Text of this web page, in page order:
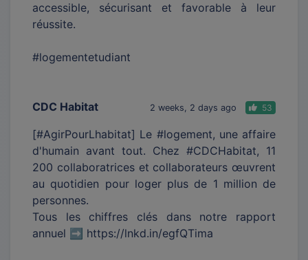
accessible, sécurisant et favorable à leur
réussite.
#logementetudiant
CDC Habitat 2 weeks, 2 days ago 53
[#AgirPourLhabitat] Le #logement, une affaire
d'humain avant tout. Chez #CDCHabitat, 11
200 collaboratrices et collaborateurs œuvrent
au quotidien pour loger plus de 1 million de
personnes.
Tous les chiffres clés dans notre rapport
annuel ➡️ https://lnkd.in/egfQTima